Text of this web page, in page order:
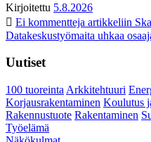
Kirjoitettu 5.8.2026
Ei kommentteja artikkeliin
Datakeskustyömaita uhkaa
Uutiset
100 tuoreinta Arkkitehtuuri
Korjausrakentaminen Koulutus
Rakennustuote Rakentaminen
Työelämä